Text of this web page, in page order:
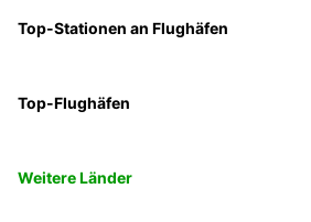
Top-Stationen an Flughäfen
Top-Flughäfen
Weitere Länder